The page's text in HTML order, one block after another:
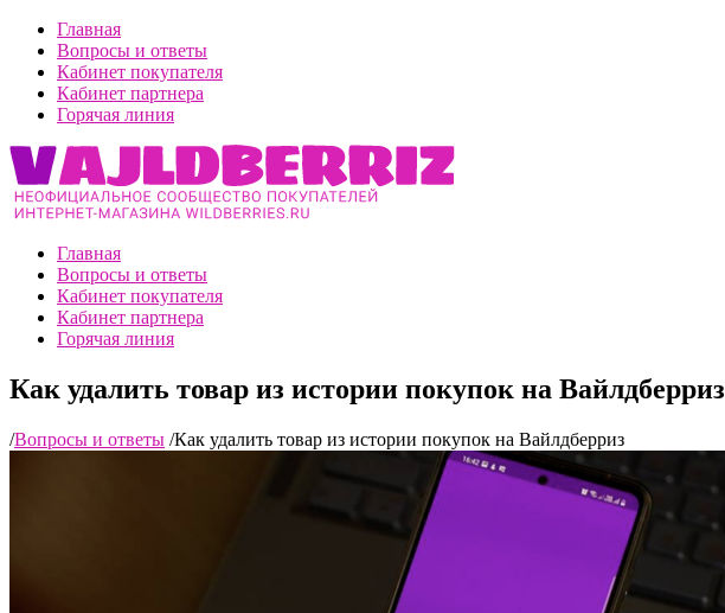
Главная
Вопросы и ответы
Кабинет покупателя
Кабинет партнера
Горячая линия
Главная
Вопросы и ответы
Кабинет покупателя
Кабинет партнера
Горячая линия
Как удалить товар из истории покупок на Вайлдберриз
/Вопросы и ответы /Как удалить товар из истории покупок на Вайлдберриз